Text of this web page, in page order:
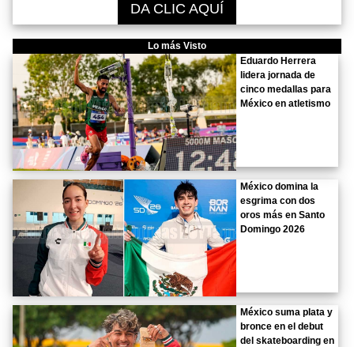
DA CLIC AQUÍ
Lo más Visto
Eduardo Herrera
lidera jornada de
cinco medallas para
México en atletismo
México domina la
esgrima con dos
oros más en Santo
Domingo 2026
México suma plata y
bronce en el debut
del skateboarding en